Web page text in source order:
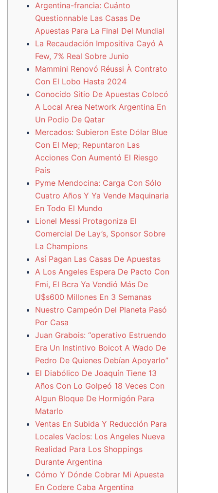
Argentina-francia: Cuánto
Questionnable Las Casas De
Apuestas Para La Final Del Mundial
La Recaudación Impositiva Cayó A
Few, 7% Real Sobre Junio
Mammini Renovó Réussi À Contrato
Con El Lobo Hasta 2024
Conocido Sitio De Apuestas Colocó
A Local Area Network Argentina En
Un Podio De Qatar
Mercados: Subieron Este Dólar Blue
Con El Mep; Repuntaron Las
Acciones Con Aumentó El Riesgo
País
Pyme Mendocina: Carga Con Sólo
Cuatro Años Y Ya Vende Maquinaria
En Todo El Mundo
Lionel Messi Protagoniza El
Comercial De Lay’s, Sponsor Sobre
La Champions
Así Pagan Las Casas De Apuestas
A Los Angeles Espera De Pacto Con
Fmi, El Bcra Ya Vendió Más De
U$s600 Millones En 3 Semanas
Nuestro Campeón Del Planeta Pasó
Por Casa
Juan Grabois: “operativo Estruendo
Era Un Instintivo Boicot A Wado De
Pedro De Quienes Debían Apoyarlo”
El Diabólico De Joaquín Tiene 13
Años Con Lo Golpeó 18 Veces Con
Algun Bloque De Hormigón Para
Matarlo
Ventas En Subida Y Reducción Para
Locales Vacíos: Los Angeles Nueva
Realidad Para Los Shoppings
Durante Argentina
Cómo Y Dónde Cobrar Mi Apuesta
En Codere Caba Argentina